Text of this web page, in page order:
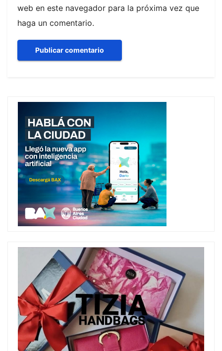
web en este navegador para la próxima vez que
haga un comentario.